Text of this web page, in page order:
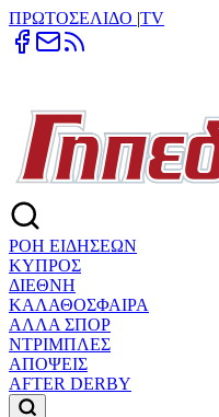
ΠΡΩΤΟΣΕΛΙΔΟ |TV
ΡΟΗ ΕΙΔΗΣΕΩΝ
ΚΥΠΡΟΣ
ΔΙΕΘΝΗ
ΚΑΛΑΘΟΣΦΑΙΡΑ
ΑΛΛΑ ΣΠΟΡ
ΝΤΡΙΜΠΛΕΣ
ΑΠΟΨΕΙΣ
AFTER DERBY